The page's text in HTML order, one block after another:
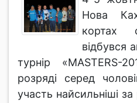
Нова
кортах
відбувся
турнір «MASTERS-
розряді серед
участь найсильніші